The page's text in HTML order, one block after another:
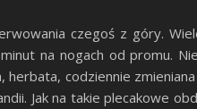
czegoś z góry.
na nogach od promu.
herbata, codziennie
Jak na takie plecakowe